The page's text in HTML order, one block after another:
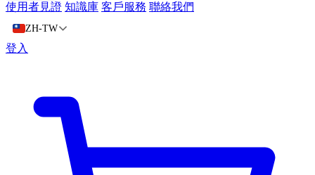
使用者見證 知識庫 客戶服務 聯絡我們
ZH-TW
登入